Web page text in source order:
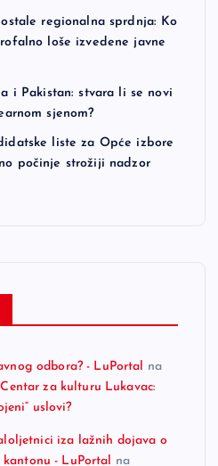
regionalna sprdnja: Ko
loše izvedene javne
i Pakistan: stvara li se novi
sjenom?
liste za Opće izbore
počinje strožiji nadzor
odbora? - LuPortal na
za kulturu Lukavac:
uslovi?
iza lažnih dojava o
kantonu - LuPortal na